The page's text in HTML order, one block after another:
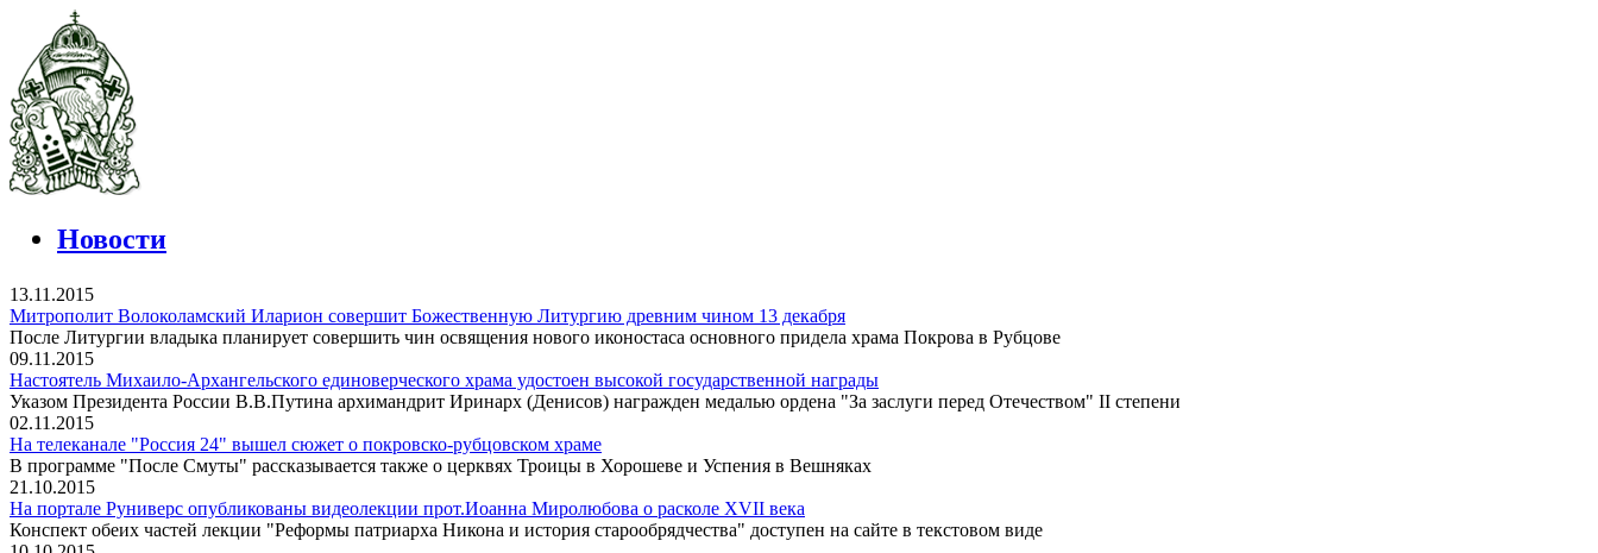
Новости
13.11.2015
Митрополит Волоколамский Иларион совершит Божественную Литургию древним чином 13 декабря
После Литургии владыка планирует совершить чин освящения нового иконостаса основного придела храма Покрова в Рубцове
09.11.2015
Настоятель Михаило-Архангельского единоверческого храма удостоен высокой государственной награды
Указом Президента России В.В.Путина архимандрит Иринарх (Денисов) награжден медалью ордена "За заслуги перед Отечеством" II степени
02.11.2015
На телеканале "Россия 24" вышел сюжет о покровско-рубцовском храме
В программе "После Смуты" рассказывается также о церквях Троицы в Хорошеве и Успения в Вешняках
21.10.2015
На портале Руниверс опубликованы видеолекции прот.Иоанна Миролюбова о расколе XVII века
Конспект обеих частей лекции "Реформы патриарха Никона и история старообрядчества" доступен на сайте в текстовом виде